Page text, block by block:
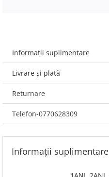
Informații suplimentare
Livrare și plată
Returnare
Telefon-0770628309
Informații suplimentare